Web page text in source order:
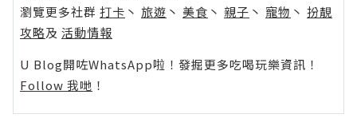
瀏覽更多社群 打卡 丶 旅遊 丶 美食 丶 親子 丶 寵物 丶 扮靚
攻略及 活動情報
U Blog開咗WhatsApp啦！發掘更多吃喝玩樂資訊！
Follow 我哋 ！